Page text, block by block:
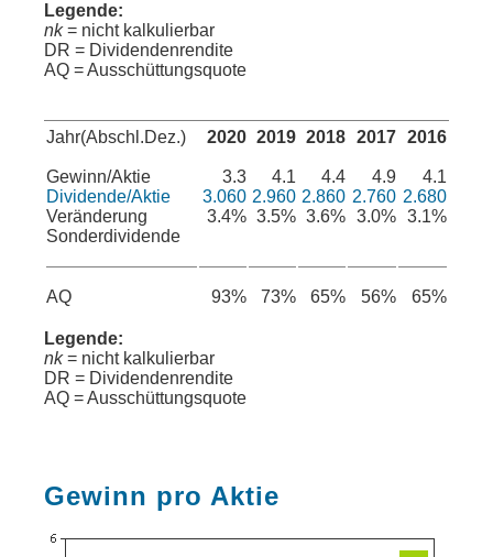
Legende:
nk= nicht kalkulierbar
DR = Dividendenrendite
AQ = Ausschüttungsquote
Jahr(Abschl.Dez.)
Gewinn/Aktie
Dividende/Aktie
Veränderung
Sonderdividende
AQ
2020
3.3
3.060
3.4%
93%
2019
4.1
2.960
3.5%
73%
2018
4.4
2.860
3.6%
65%
2017
4.9
2.760
3.0%
56%
2016
4.1
2.680
3.1%
65%
Legende:
nk= nicht kalkulierbar
DR = Dividendenrendite
AQ = Ausschüttungsquote
Gewinn pro Aktie